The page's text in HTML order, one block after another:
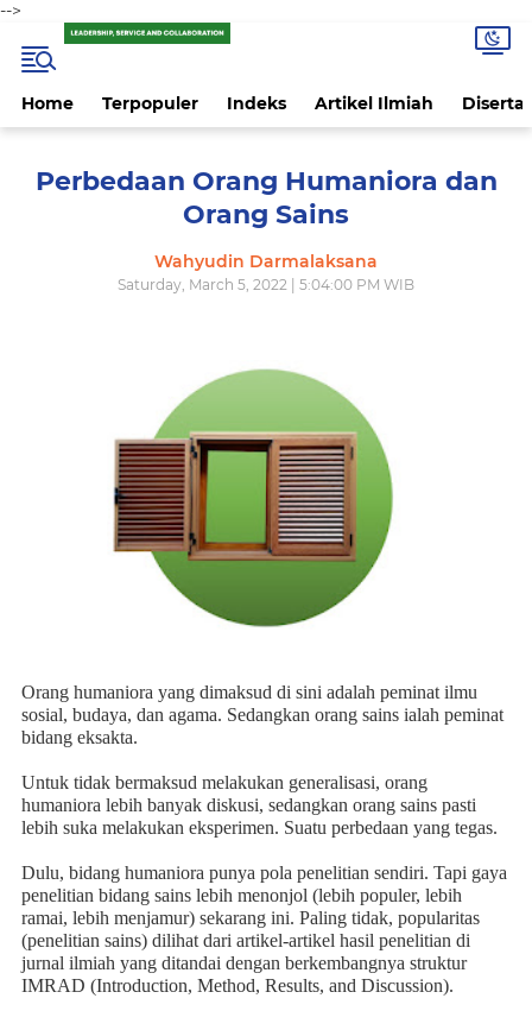
-->
Home Terpopuler Indeks Artikel Ilmiah
Perbedaan Orang Humaniora dan
Orang Sains
Wahyudin Darmalaksana
Saturday, March 5, 2022 | 5:04:00 PM WIB
Orang humaniora yang dimaksud di sini adalah peminat ilmu
sosial, budaya, dan agama. Sedangkan orang sains ialah peminat
bidang eksakta.
Untuk tidak bermaksud melakukan generalisasi, orang
humaniora lebih banyak diskusi, sedangkan orang sains pasti
lebih suka melakukan eksperimen. Suatu perbedaan yang tegas.
Dulu, bidang humaniora punya pola penelitian sendiri. Tapi gaya
penelitian bidang sains lebih menonjol (lebih populer, lebih
ramai, lebih menjamur) sekarang ini. Paling tidak, popularitas
(penelitian sains) dilihat dari artikel-artikel hasil penelitian di
jurnal ilmiah yang ditandai dengan berkembangnya struktur
IMRAD (Introduction, Method, Results, and Discussion).